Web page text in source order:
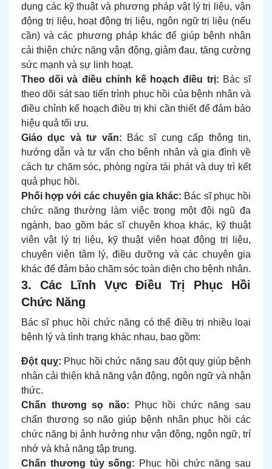
dụng các kỹ thuật và phương pháp vật lý trị liệu, vận
động trị liệu, hoạt động trị liệu, ngôn ngữ trị liệu (nếu
cần) và các phương pháp khác để giúp bệnh nhân
cải thiện chức năng vận động, giảm đau, tăng cường
sức mạnh và sự linh hoạt.
Theo dõi và điều chỉnh kế hoạch điều trị: Bác sĩ
theo dõi sát sao tiến trình phục hồi của bệnh nhân và
điều chỉnh kế hoạch điều trị khi cần thiết để đảm bảo
hiệu quả tối ưu.
Giáo dục và tư vấn: Bác sĩ cung cấp thông tin,
hướng dẫn và tư vấn cho bệnh nhân và gia đình về
cách tự chăm sóc, phòng ngừa tái phát và duy trì kết
quả phục hồi.
Phối hợp với các chuyên gia khác: Bác sĩ phục hồi
chức năng thường làm việc trong một đội ngũ đa
ngành, bao gồm bác sĩ chuyên khoa khác, kỹ thuật
viên vật lý trị liệu, kỹ thuật viên hoạt động trị liệu,
chuyên viên tâm lý, điều dưỡng và các chuyên gia
khác để đảm bảo chăm sóc toàn diện cho bệnh nhân.
3. Các Lĩnh Vực Điều Trị Phục Hồi
Chức Năng
Bác sĩ phục hồi chức năng có thể điều trị nhiều loại
bệnh lý và tình trạng khác nhau, bao gồm:
Đột quỵ: Phục hồi chức năng sau đột quỵ giúp bệnh
nhân cải thiện khả năng vận động, ngôn ngữ và nhận
thức.
Chấn thương sọ não: Phục hồi chức năng sau
chấn thương sọ não giúp bệnh nhân phục hồi các
chức năng bị ảnh hưởng như vận động, ngôn ngữ, trí
nhớ và khả năng tập trung.
Chấn thương tủy sống: Phục hồi chức năng sau